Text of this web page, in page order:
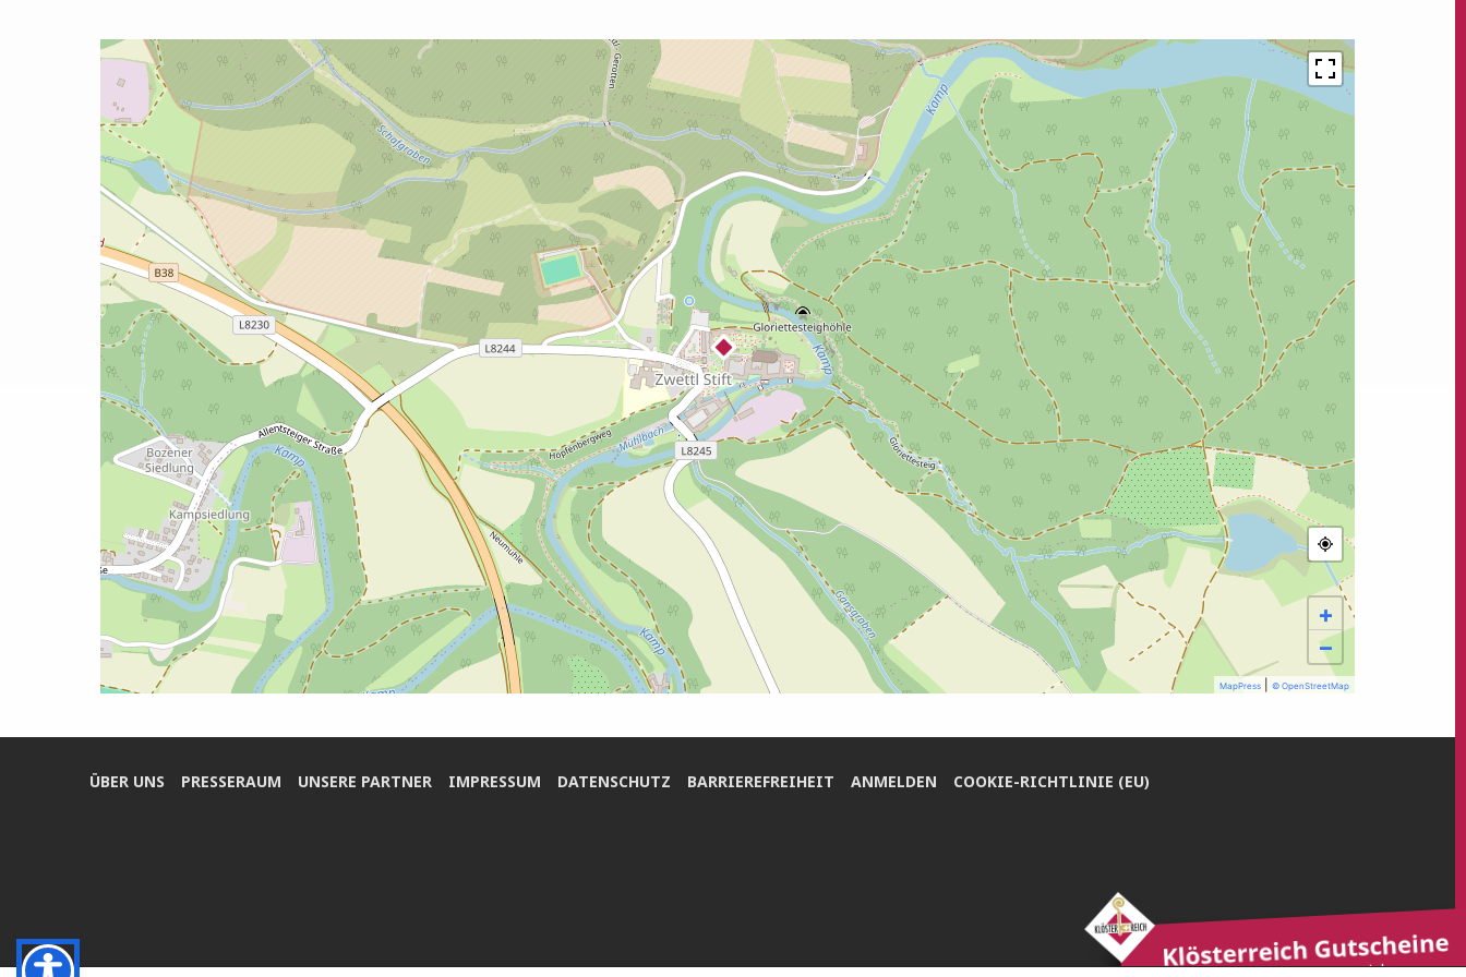
+
−
MapPress © OpenStreetMap
ÜBER UNS PRES­SE­RAUM UNSE­RE PARTNER IMPRES­SUM DATEN­SCHUTZ BAR­RIE­RE­FREI­HEIT ANMEL­DEN COO­KIE-RICH­T­­LI­­NIE (EU)